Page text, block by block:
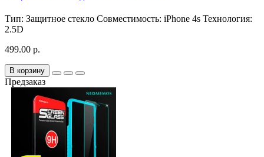
Тип: Защитное стекло Совместимость: iPhone 4s Технология:
2.5D
499.00 р.
В корзину
Предзаказ